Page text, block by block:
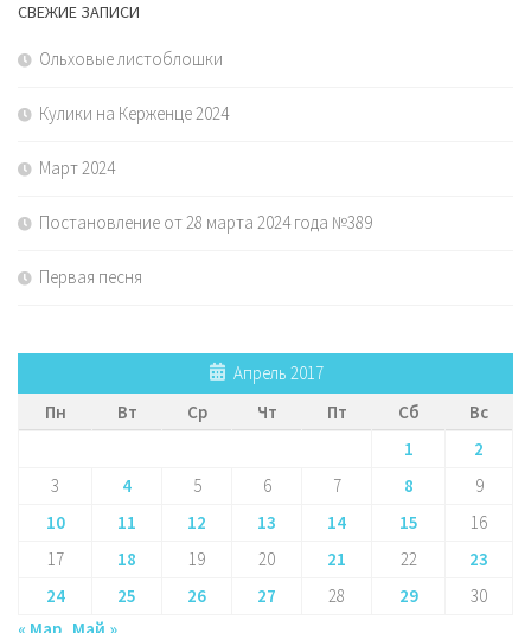
СВЕЖИЕ ЗАПИСИ
Ольховые листоблошки
Кулики на Керженце 2024
Март 2024
Постановление от 28 марта 2024 года №389
Первая песня
Апрель 2017
Пн
Вт Ср Чт Пт Сб
Вс
1
2
3
4 5 6 7 8
9
10
11 12 13 14 15
16
17
18 19 20 21 22
23
24
25 26 27 28 29
30